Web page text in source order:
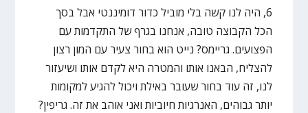
6, היה לנו קשה בלי מוביל כדור דומיננטי אבל בסך
הכל הקבוצה טובה, אנחנו בגרף של התקדמות עם
הפצועים. גריימס? נייט הוא בחור צעיר עם המון רצון
להצליח, הבאנו אותו והמטרה היא לקדם אותו ושיעזור
לנו, זה עוד בחור שעובר באילת ויכול להגיע למקומות
יותר גבוהים, האנרגיות חיוביות ואני אוהב את זה. גריפין?